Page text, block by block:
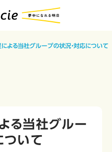
よる当社グループの状況・対応について
る当社グルー
ついて